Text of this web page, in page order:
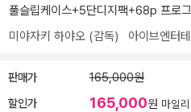
풀슬립케이스+5단디지팩+68p 프로
미야자키 하야오 (감독) 아이브엔터
판매가 165,000원
할인가 165,000원 마일